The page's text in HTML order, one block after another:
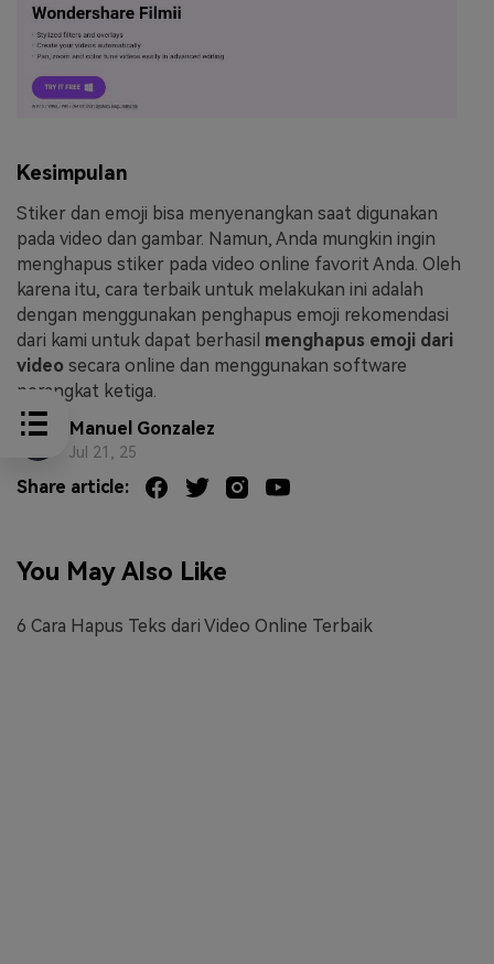
Kesimpulan
Stiker dan emoji bisa menyenangkan saat digunakan
pada video dan gambar. Namun, Anda mungkin ingin
menghapus stiker pada video online favorit Anda. Oleh
karena itu, cara terbaik untuk melakukan ini adalah
dengan menggunakan penghapus emoji rekomendasi
dari kami untuk dapat berhasil menghapus emoji dari
video secara online dan menggunakan software
perangkat ketiga.
Manuel Gonzalez
Jul 21, 25
Share article:
You May Also Like
6 Cara Hapus Teks dari Video Online Terbaik